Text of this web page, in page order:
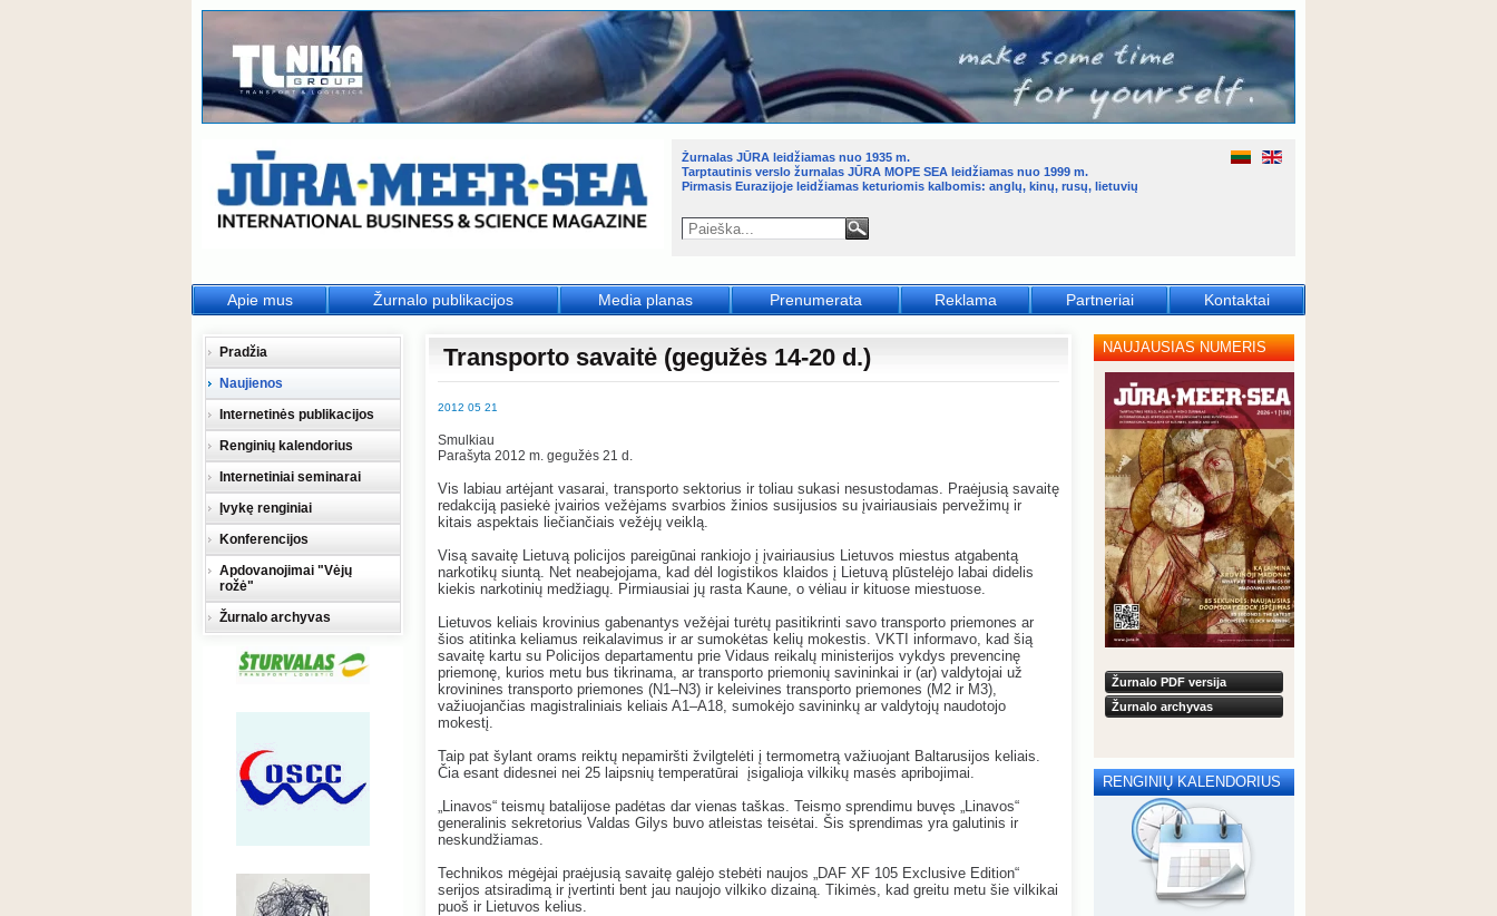
Transporto savaitė (gegužės 14-20 d.)
2012 05 21
Smulkiau
Parašyta 2012 m. gegužės 21 d.
Vis labiau artėjant vasarai, transporto sektorius ir toliau sukasi nesustodamas. Praėjusią savaitę
redakciją pasiekė įvairios vežėjams svarbios žinios susijusios su įvairiausiais pervežimų ir
kitais aspektais liečiančiais vežėjų veiklą.
Visą savaitę Lietuvą policijos pareigūnai rankiojo į įvairiausius Lietuvos miestus atgabentą
narkotikų siuntą. Net neabejojama, kad dėl logistikos klaidos į Lietuvą plūstelėjo labai didelis
kiekis narkotinių medžiagų. Pirmiausiai jų rasta Kaune, o vėliau ir kituose miestuose.
Lietuvos keliais krovinius gabenantys vežėjai turėtų pasitikrinti savo transporto priemones ar
šios atitinka keliamus reikalavimus ir ar sumokėtas kelių mokestis. VKTI informavo, kad šią
savaitę kartu su Policijos departamentu prie Vidaus reikalų ministerijos vykdys prevencinę
priemonę, kurios metu bus tikrinama, ar transporto priemonių savininkai ir (ar) valdytojai už
krovinines transporto priemones (N1–N3) ir keleivines transporto priemones (M2 ir M3),
važiuojančias magistraliniais keliais A1–A18, sumokėjo savininkų ar valdytojų naudotojo
mokestį.
Taip pat šylant orams reiktų nepamiršti žvilgtelėti į termometrą važiuojant Baltarusijos keliais.
Čia esant didesnei nei 25 laipsnių temperatūrai įsigalioja vilkikų masės apribojimai.
„Linavos“ teismų batalijose padėtas dar vienas taškas. Teismo sprendimu buvęs „Linavos“
generalinis sekretorius Valdas Gilys buvo atleistas teisėtai. Šis sprendimas yra galutinis ir
neskundžiamas.
Technikos mėgėjai praėjusią savaitę galėjo stebėti naujos „DAF XF 105 Exclusive Edition“
serijos atsiradimą ir įvertinti bent jau naujojo vilkiko dizainą. Tikimės, kad greitu metu šie vilkikai
puoš ir Lietuvos kelius.
Pradžia
Naujienos
Internetinės publikacijos
Renginių kalendorius
Internetiniai seminarai
Įvykę renginiai
Konferencijos
Apdovanojimai "Vėjų
rožė"
Žurnalo archyvas
NAUJAUSIAS NUMERIS
Žurnalo PDF versija
Žurnalo archyvas
RENGINIŲ KALENDORIUS
Apie mus Žurnalo publikacijos Media planas Prenumerata Reklama Partneriai Kontaktai
Žurnalas JŪRA leidžiamas nuo 1935 m.
Tarptautinis verslo žurnalas JŪRA MOPE SEA leidžiamas nuo 1999 m.
Pirmasis Eurazijoje leidžiamas keturiomis kalbomis: anglų, kinų, rusų, lietuvių